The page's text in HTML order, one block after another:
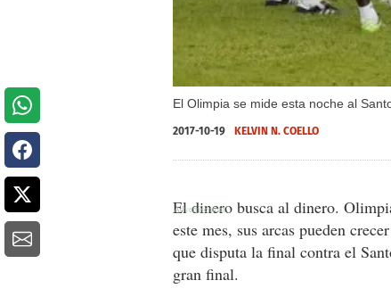
El Olimpia se mide esta noche al
2017-10-19 KELVIN N. COELLO
El dinero busca al dinero.
este mes, sus arcas pueden
que disputa la final contra el
gran final.